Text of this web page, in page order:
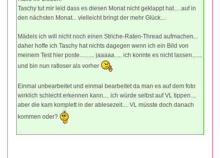
Taschy tut mir leid dass es diesen Monat nicht geklappt hat.... auf in
den nächsten Monat... vielleicht bringt der mehr Glück....
Mädels ich will nicht noch einen Striche-Raten-Thread aufmachen...
daher hoffe ich Taschy hat nichts dagegen wenn ich ein Bild von
meinem Test hier poste.......... jaaaaa..... ich konnte es nicht lassen.......
und bin nun ratloser als vorher
Einmal unbearbeitet und einmal bearbeitet da man es auf dem foto
wirklich schlecht erkennen kann.... ich würde selbst auf VL tippen....
aber die kam komplett in der ablesezeit.... VL müsste doch danach
kommen oder?